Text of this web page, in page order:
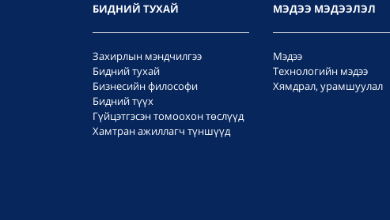
БИДНИЙ ТУХАЙ
Захирлын мэндчилгээ
Бидний тухай
Бизнесийн философи
Бидний түүх
Гүйцэтгэсэн томоохон төслүүд
Хамтран ажиллагч түншүүд
МЭДЭЭ МЭДЭЭЛЭЛ
Мэдээ
Технологийн мэдээ
Хямдрал, урамшуулал